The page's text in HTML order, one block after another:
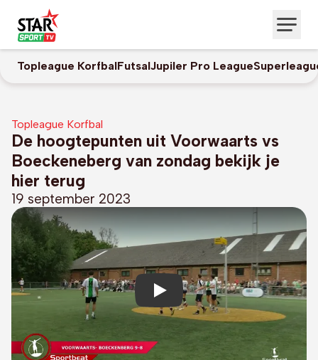
Topleague KorfbalFutsalJupiler Pro League
Topleague Korfbal
De hoogtepunten uit Voorwaarts vs
Boeckeneberg van zondag bekijk je
hier terug
19 september 2023
Play